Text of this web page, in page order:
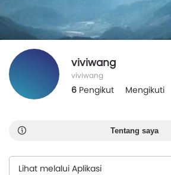
viviwang
viviwang
6 Pengikut Mengikuti
Tentang saya
Lihat melalui Aplikasi